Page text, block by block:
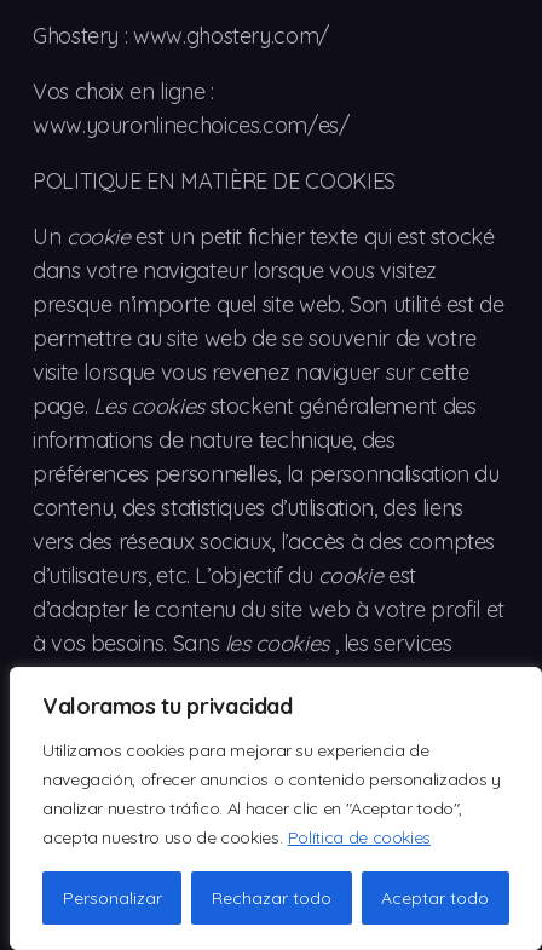
Valoramos tu privacidad
Utilizamos cookies para mejorar su experiencia de
navegación, ofrecer anuncios o contenido personalizados y
analizar nuestro tráfico. Al hacer clic en "Aceptar todo",
acepta nuestro uso de cookies. Política de cookies
Personalizar Rechazar todo Aceptar todo
Ghostery : www.ghostery.com/
Vos choix en ligne :
www.youronlinechoices.com/es/
POLITIQUE EN MATIÈRE DE COOKIES
Un cookieest un petit fichier texte qui est stocké
dans votre navigateur lorsque vous visitez
presque n’importe quel site web. Son utilité est de
permettre au site web de se souvenir de votre
visite lorsque vous revenez naviguer sur cette
page. Les cookiesstockent généralement des
informations de nature technique, des
préférences personnelles, la personnalisation du
contenu, des statistiques d’utilisation, des liens
vers des réseaux sociaux, l’accès à des comptes
d’utilisateurs, etc. L’objectif du cookieest
d’adapter le contenu du site web à votre profil et
à vos besoins. Sans les cookies, les services
considérablement réduits.
COOKIES UTILISÉS SUR CE SITE WEB
Conformément aux directives de l’Agence
espagnole de protection des données, nous
détaillons l’utilisation descookies
sur ce site Web
afin de vous informer le plus précisément